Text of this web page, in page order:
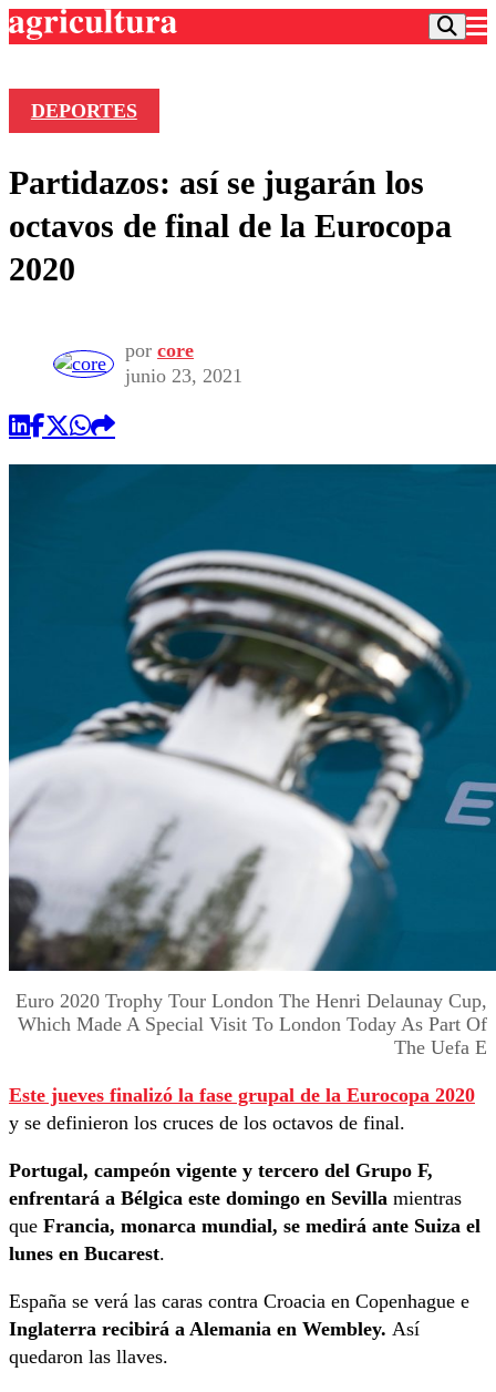
Frecuencias
Agricultura TV
Deportes
Seleccion Chilena
Torneo Internacional
Economía
Internacional
Publicaciones en medios
Opinión
DEPORTES
Partidazos: así se jugarán los
octavos de final de la Eurocopa
2020
por core
junio 23, 2021
Euro 2020 Trophy Tour London The Henri Delaunay Cup,
Which Made A Special Visit To London Today As Part Of
The Uefa E
Este jueves finalizó la fase grupal de la Eurocopa 2020
y se definieron los cruces de los octavos de final.
Portugal, campeón vigente y tercero del Grupo F,
enfrentará a Bélgica este domingo en Sevilla mientras
que Francia, monarca mundial, se medirá ante Suiza el
lunes en Bucarest.
España se verá las caras contra Croacia en Copenhague e
Inglaterra recibirá a Alemania en Wembley. Así
quedaron las llaves.